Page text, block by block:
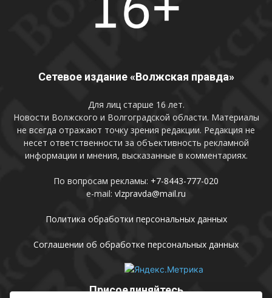
Сетевое издание «Волжская правда»
Для лиц старше 16 лет.
Новости Волжского и Волгоградской области. Материалы
не всегда отражают точку зрения редакции. Редакция не
несет ответственности за объективность рекламной
информации и мнения, высказанные в комментариях.
По вопросам рекламы: +7-8443-777-020
e-mail: vlzpravda@mail.ru
Политика обработки персональных данных
Соглашении об обработке персональных данных
Присоединяйтесь